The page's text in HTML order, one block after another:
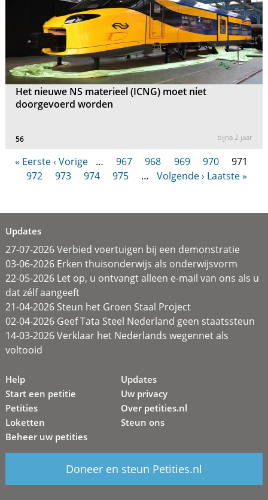
Het nieuwe NS materieel (ICNG) moet niet
doorgevoerd worden
56 bijna 2 jaar
« Eerste ‹ Vorige … 967 968 969 970
971
972
973 974 975 … Volgende › Laatste »
Updates
27-07-2026 Verbied voertuigen bij een demonstratie
03-06-2026 Erken thuisonderwijs als onderwijsvorm
22-05-2026 Let op, u ontvangt alleen e-mail van ons als u
dat zélf aangeeft
21-04-2026 Steun het Groen Staal Project
02-04-2026 Geef Tata Steel Nederland geen staatssteun
14-03-2026 Verklaar het Nederlands wegennet als
voltooid
Help
Start een petitie
Petities
Loketten
Beheer uw petities
Updates
Uw privacy
Over petities.nl
Steun ons
Doneer en steun Petities.nl